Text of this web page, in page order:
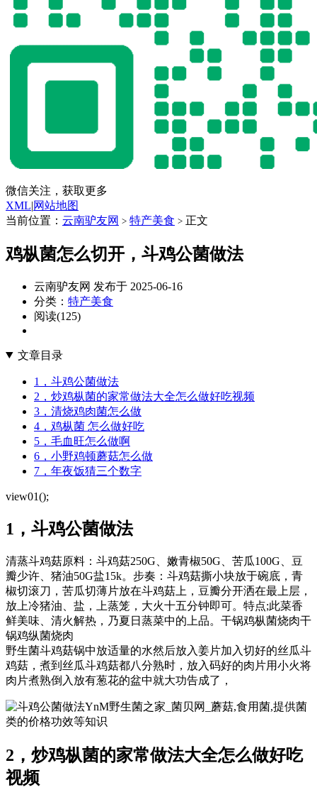
微信关注，获取更多
XML|网站地图
当前位置： 云南驴友网 > 特产美食 > 正文
鸡枞菌怎么切开，斗鸡公菌做法
云南驴友网 发布于 2025-06-16
分类： 特产美食
阅读(125)
文章目录
1，斗鸡公菌做法
2，炒鸡枞菌的家常做法大全怎么做好吃视频
3，清烧鸡肉菌怎么做
4，鸡枞菌 怎么做好吃
5，毛血旺怎么做啊
6，小野鸡顿蘑菇怎么做
7，年夜饭猜三个数字
view01();
1，斗鸡公菌做法
清蒸斗鸡菇原料：斗鸡菇250G、嫩青椒50G、苦瓜100G、豆
瓣少许、猪油50G盐15k。步奏：斗鸡菇撕小块放于碗底，青
椒切滚刀，苦瓜切薄片放在斗鸡菇上，豆瓣分开洒在最上层，
放上冷猪油、盐，上蒸笼，大火十五分钟即可。特点;此菜香
鲜美味、清火解热，乃夏日蒸菜中的上品。干锅鸡枞菌烧肉干
锅鸡纵菌烧肉
野生菌斗鸡菇锅中放适量的水然后放入姜片加入切好的丝瓜斗
鸡菇，煮到丝瓜斗鸡菇都八分熟时，放入码好的肉片用小火将
肉片煮熟倒入放有葱花的盆中就大功告成了，
YnM野生菌之家_菌贝网_蘑菇,食用菌,提供菌
类的价格功效等知识
2，炒鸡枞菌的家常做法大全怎么做好吃
视频